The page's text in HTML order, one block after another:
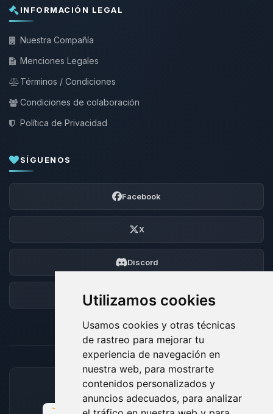
Utilizamos cookies
Usamos cookies y otras técnicas
de rastreo para mejorar tu
experiencia de navegación en
nuestra web, para mostrarte
contenidos personalizados y
anuncios adecuados, para analizar
INFORMACIÓN LEGAL
Nuestra Compañía
Menciones Legales
Términos / Condiciones
Condiciones de colaboración
Política de Privacidad
SÍGUENOS
Facebook
X
Discord
Foro
MÉTODOS DE PAGO ACEPTADOS